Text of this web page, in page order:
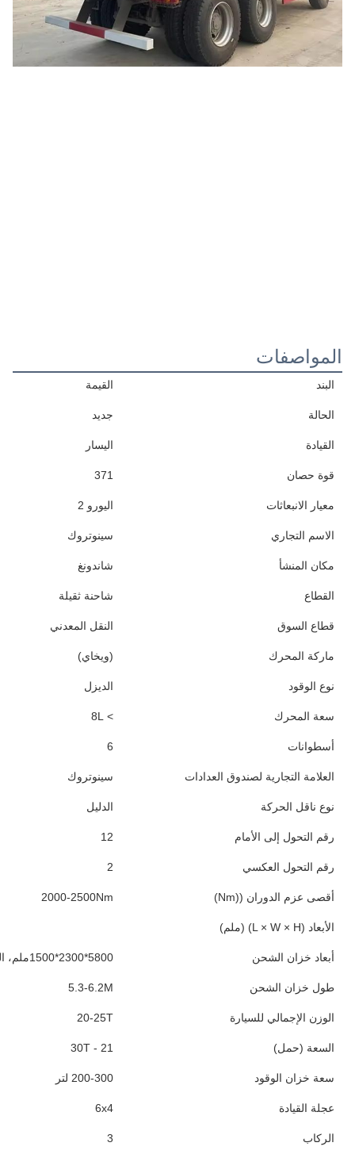
المواصفات
البند القيمة
الحالة جديد
القيادة اليسار
قوة حصان 371
معيار الانبعاثات اليورو 2
الاسم التجاري سينوتروك
مكان المنشأ شاندونغ
القطاع شاحنة ثقيلة
قطاع السوق النقل المعدني
ماركة المحرك (ويخاي)
نوع الوقود الديزل
سعة المحرك > 8L
أسطوانات 6
العلامة التجارية لصندوق العدادات سينوتروك
نوع ناقل الحركة الدليل
رقم التحول إلى الأمام 12
رقم التحول العكسي 2
أقصى عزم الدوران ((Nm) 2000-2500Nm
الأبعاد (L × W × H) (ملم)
أبعاد خزان الشحن 5800*2300*1500ملم، الحجم 20م3، الجزء السفلي 8ملم، الجانبي 6ملم
طول خزان الشحن 5.3-6.2M
الوزن الإجمالي للسيارة 20-25T
السعة (حمل) 21 - 30T
سعة خزان الوقود 200-300 لتر
عجلة القيادة 6x4
الركاب 3